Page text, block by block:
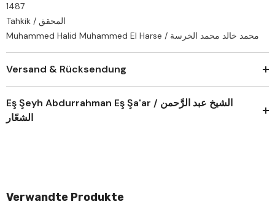
1487
Tahkik / المحقق
Muhammed Halid Muhammed El Harse / محمد خالد محمد الخرسة
Versand & Rücksendung
Eş Şeyh Abdurrahman Eş Şa'ar / الشيخ عبد الرَّحمن
الشعّار
Verwandte Produkte